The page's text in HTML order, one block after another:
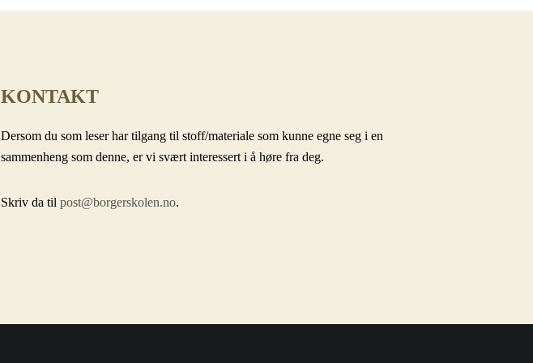
KONTAKT
Dersom du som leser har tilgang til stoff/materiale som kunne egne seg i en
sammenheng som denne, er vi svært interessert i å høre fra deg.
Skriv da til post@borgerskolen.no.